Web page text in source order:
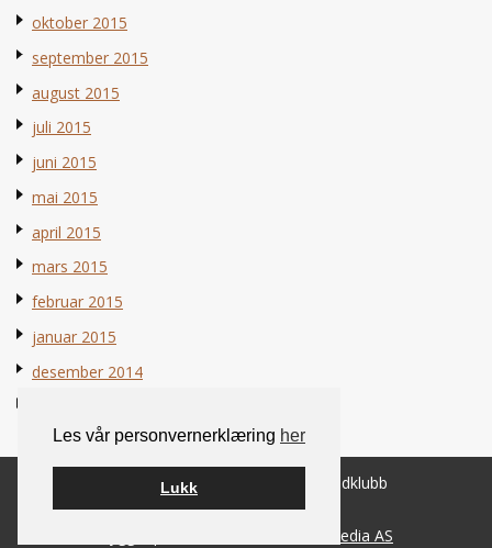
Les vår personvernerklæring her
Lukk
oktober 2015
september 2015
august 2015
juli 2015
juni 2015
mai 2015
april 2015
mars 2015
februar 2015
januar 2015
desember 2014
© 2026 Norsk Berner Sennenhundklubb
Smart Media AS